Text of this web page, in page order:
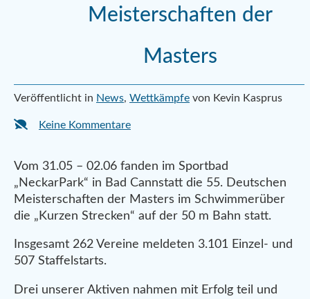
Meisterschaften der
Masters
Veröffentlicht in News, Wettkämpfe von Kevin Kasprus
Keine Kommentare
Vom 31.05 – 02.06 fanden im Sportbad
„NeckarPark“ in Bad Cannstatt die 55. Deutschen
Meisterschaften der Masters im Schwimmerüber
die „Kurzen Strecken“ auf der 50 m Bahn statt.
Insgesamt 262 Vereine meldeten 3.101 Einzel- und
507 Staffelstarts.
Drei unserer Aktiven nahmen mit Erfolg teil und